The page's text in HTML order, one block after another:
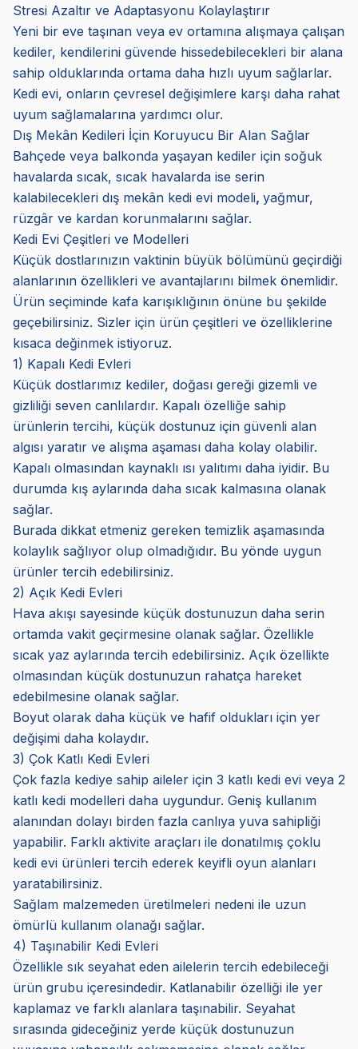
Stresi Azaltır ve Adaptasyonu Kolaylaştırır
Yeni bir eve taşınan veya ev ortamına alışmaya çalışan
kediler, kendilerini güvende hissedebilecekleri bir alana
sahip olduklarında ortama daha hızlı uyum sağlarlar.
Kedi evi, onların çevresel değişimlere karşı daha rahat
uyum sağlamalarına yardımcı olur.
Dış Mekân Kedileri İçin Koruyucu Bir Alan Sağlar
Bahçede veya balkonda yaşayan kediler için soğuk
havalarda sıcak, sıcak havalarda ise serin
kalabilecekleri dış mekân kedi evi modeli, yağmur,
rüzgâr ve kardan korunmalarını sağlar.
Kedi Evi Çeşitleri ve Modelleri
Küçük dostlarınızın vaktinin büyük bölümünü geçirdiği
alanlarının özellikleri ve avantajlarını bilmek önemlidir.
Ürün seçiminde kafa karışıklığının önüne bu şekilde
geçebilirsiniz. Sizler için ürün çeşitleri ve özelliklerine
kısaca değinmek istiyoruz.
1) Kapalı Kedi Evleri
Küçük dostlarımız kediler, doğası gereği gizemli ve
gizliliği seven canlılardır. Kapalı özelliğe sahip
ürünlerin tercihi, küçük dostunuz için güvenli alan
algısı yaratır ve alışma aşaması daha kolay olabilir.
Kapalı olmasından kaynaklı ısı yalıtımı daha iyidir. Bu
durumda kış aylarında daha sıcak kalmasına olanak
sağlar.
Burada dikkat etmeniz gereken temizlik aşamasında
kolaylık sağlıyor olup olmadığıdır. Bu yönde uygun
ürünler tercih edebilirsiniz.
2) Açık Kedi Evleri
Hava akışı sayesinde küçük dostunuzun daha serin
ortamda vakit geçirmesine olanak sağlar. Özellikle
sıcak yaz aylarında tercih edebilirsiniz. Açık özellikte
olmasından küçük dostunuzun rahatça hareket
edebilmesine olanak sağlar.
Boyut olarak daha küçük ve hafif oldukları için yer
değişimi daha kolaydır.
3) Çok Katlı Kedi Evleri
Çok fazla kediye sahip aileler için 3 katlı kedi evi veya 2
katlı kedi modelleri daha uygundur. Geniş kullanım
alanından dolayı birden fazla canlıya yuva sahipliği
yapabilir. Farklı aktivite araçları ile donatılmış çoklu
kedi evi ürünleri tercih ederek keyifli oyun alanları
yaratabilirsiniz.
Sağlam malzemeden üretilmeleri nedeni ile uzun
ömürlü kullanım olanağı sağlar.
4) Taşınabilir Kedi Evleri
Özellikle sık seyahat eden ailelerin tercih edebileceği
ürün grubu içeresindedir. Katlanabilir özelliği ile yer
kaplamaz ve farklı alanlara taşınabilir. Seyahat
sırasında gideceğiniz yerde küçük dostunuzun